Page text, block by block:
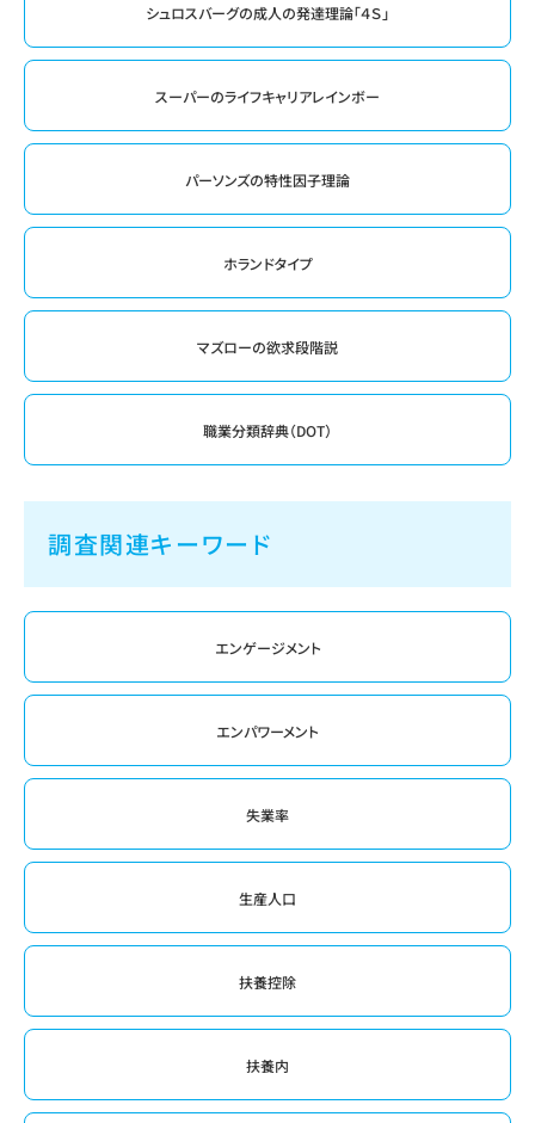
シュロスバーグの成人の発達理論「４Ｓ」
スーパーのライフキャリアレインボー
パーソンズの特性因子理論
ホランドタイプ
マズローの欲求段階説
職業分類辞典（DOT）
調査関連キーワード
エンゲージメント
エンパワーメント
失業率
生産人口
扶養控除
扶養内